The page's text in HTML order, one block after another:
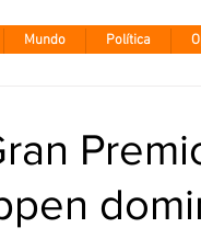
Mundo Política